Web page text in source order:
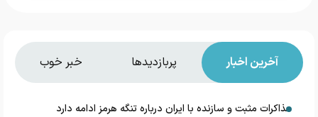
آخرین اخبار پربازدیدها خبر خوب
مذاکرات مثبت و سازنده با ایران درباره تنگه هرمز ادامه دارد